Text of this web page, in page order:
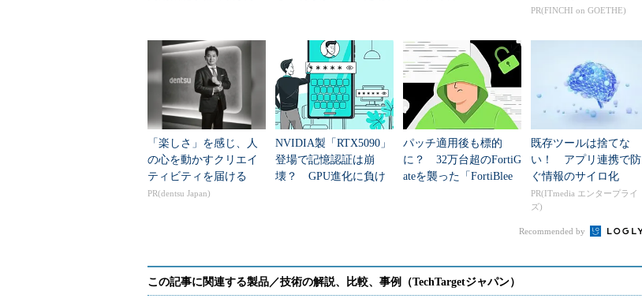
PR(FINCHI on GOETHE)
「楽しさ」を感じ、人
の心を動かすクリエイ
ティビティを届ける
PR(dentsu Japan)
NVIDIA製「RTX5090」
登場で記憶認証は崩
壊？ GPU進化に負け
パッチ適用後も標的
に？ 32万台超のFortiG
ateを襲った「FortiBlee
既存ツールは捨てな
い！ アプリ連携で防
ぐ情報のサイロ化
PR(ITmedia エンタープライ
ズ)
Recommended by